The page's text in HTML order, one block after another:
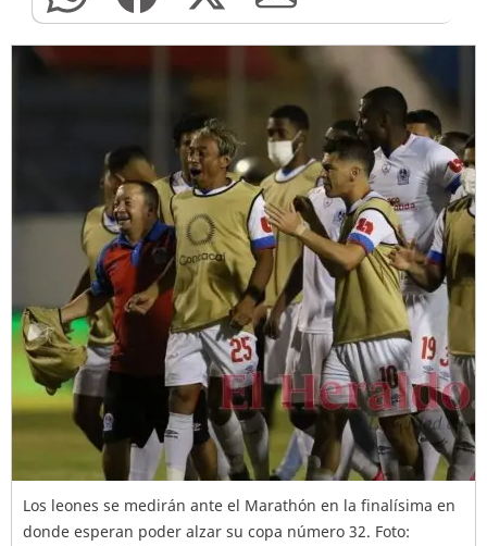
Los leones se medirán ante el Marathón en la finalísima en
donde esperan poder alzar su copa número 32. Foto: